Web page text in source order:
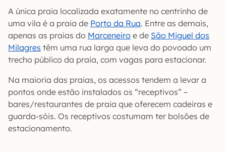
A única praia localizada exatamente no centrinho de
uma vila é a praia de Porto da Rua. Entre as demais,
apenas as praias do Marceneiro e de São Miguel dos
Milagres têm uma rua larga que leva do povoado um
trecho público da praia, com vagas para estacionar.
Na maioria das praias, os acessos tendem a levar a
pontos onde estão instalados os “receptivos” –
bares/restaurantes de praia que oferecem cadeiras e
guarda-sóis. Os receptivos costumam ter bolsões de
estacionamento.